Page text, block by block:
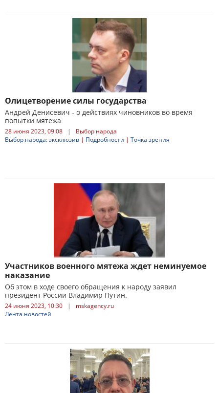
Олицетворение силы государства
Андрей Денисевич - о действиях чиновников во время
попытки мятежа
28 июня 2023, 09:08 |
Выбор народа
Выбор народа: эксклюзив | Подробности | Точка зрения
Участников военного мятежа ждет неминуемое
наказание
Об этом в ходе своего обращения к народу заявил
президент России Владимир Путин.
24 июня 2023, 10:30 |
mskagency.ru
Лента новостей